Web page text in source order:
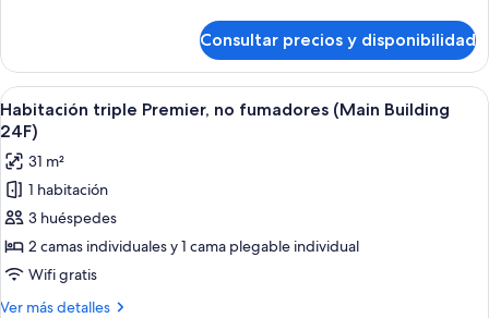
no
fumadores
(Main
Building
24F)
Premier
con
2
camas
individuales,
no
fumadores
(Main
Building
24F)
Consultar precios y disponibilidad
Abrir
todas
las
fotos
de
Habitación
triple
Premier,
no
Habitación de hotel con dos camas,
6
Habitación triple Premier, no fumadores (Main Building
24F)
31 m²
1 habitación
3 huéspedes
2 camas individuales y 1 cama plegable individual
Wifi gratis
Ver más detalles
Más